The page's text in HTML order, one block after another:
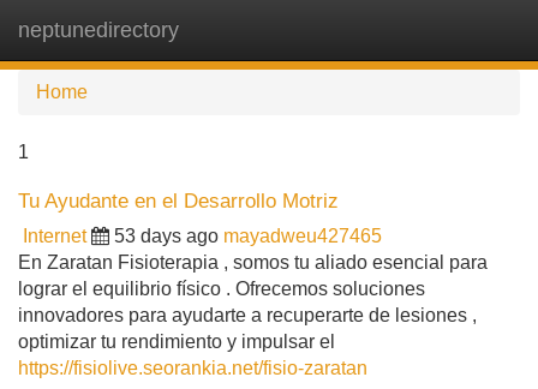
neptunedirectory
Home
1
Tu Ayudante en el Desarrollo Motriz
Internet 53 days ago mayadweu427465
En Zaratan Fisioterapia , somos tu aliado esencial para
lograr el equilibrio físico . Ofrecemos soluciones
innovadores para ayudarte a recuperarte de lesiones ,
optimizar tu rendimiento y impulsar el
https://fisiolive.seorankia.net/fisio-zaratan